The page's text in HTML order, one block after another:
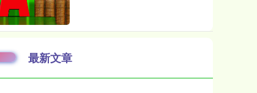
最新文章